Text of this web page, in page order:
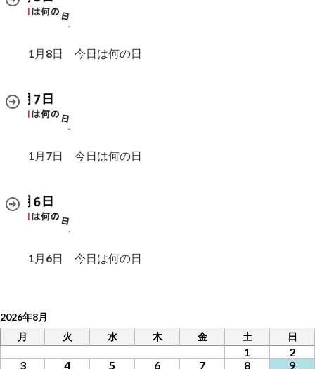
1月8日 今日は何の日
1月7日 今日は何の日
1月6日 今日は何の日
2026年8月
月
火 水 木 金 土 日
1
2
3
4 5 6 7 8
9